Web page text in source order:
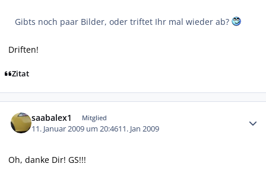
Gibts noch paar Bilder, oder triftet Ihr mal wieder ab?
Driften!
Zitat
saabalex1 Mitglied
11. Januar 2009 um 20:4611. Jan 2009
Oh, danke Dir! GS!!!